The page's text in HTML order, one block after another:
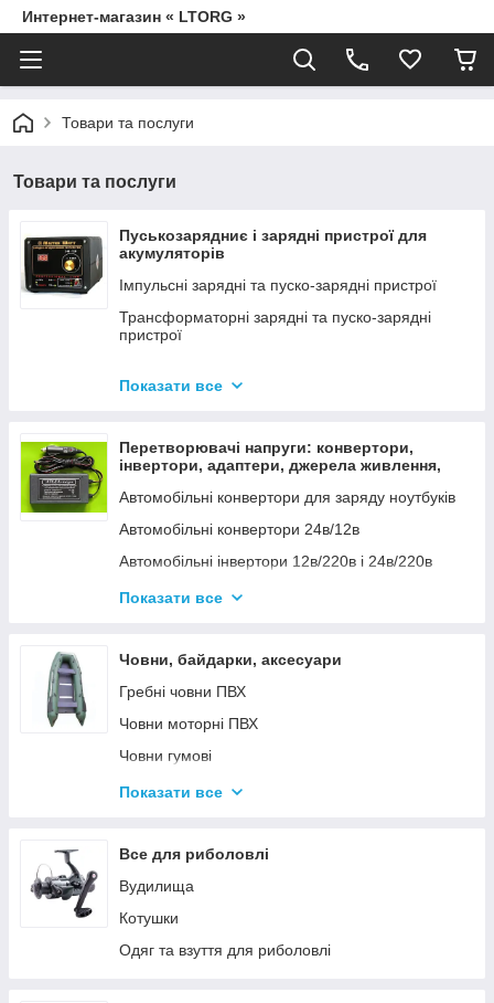
Интернет-магазин « LTORG »
Товари та послуги
Товари та послуги
Пуськозарядниє і зарядні пристрої для
акумуляторів
Імпульсні зарядні та пуско-зарядні пристрої
Трансформаторні зарядні та пуско-зарядні
пристрої
Показати все
Перетворювачі напруги: конвертори,
інвертори, адаптери, джерела живлення,
Автомобільні конвертори для заряду ноутбуків
Автомобільні конвертори 24в/12в
Автомобільні інвертори 12в/220в і 24в/220в
Вольтметры
Показати все
Човни, байдарки, аксесуари
Гребні човни ПВХ
Човни моторні ПВХ
Човни гумові
Надувні байдарки
Тюбінг
Страхувальні жилети
Човники ΩMega
Лодки Grif boat
Показати все
Все для риболовлі
Вудилища
Котушки
Одяг та взуття для риболовлі